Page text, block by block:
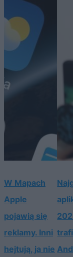
W Mapach
Apple
pojawią się
reklamy. Inni
hejtują, ja nie